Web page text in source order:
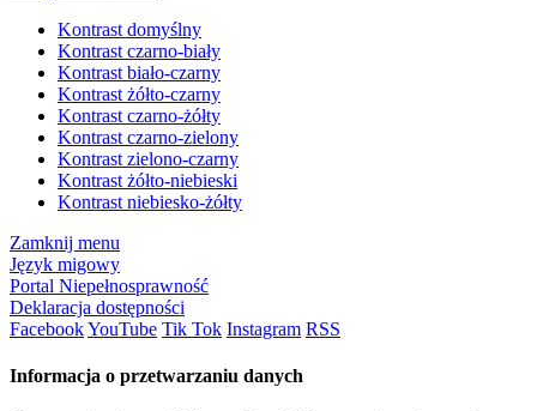
Kontrast domyślny
Kontrast czarno-biały
Kontrast biało-czarny
Kontrast żółto-czarny
Kontrast czarno-żółty
Kontrast czarno-zielony
Kontrast zielono-czarny
Kontrast żółto-niebieski
Kontrast niebiesko-żółty
Zamknij menu
Język migowy
Portal Niepełnosprawność
Deklaracja dostępności
FacebookYouTube Tik Tok Instagram RSS
Informacja o przetwarzaniu danych